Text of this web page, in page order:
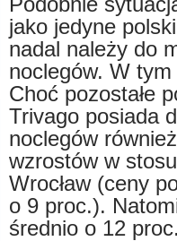
jako jedyne
nadal należy do
noclegów. W
Choć pozostałe
Trivago posiada
noclegów
wzrostów w
Wrocław (ceny
o 9 proc.).
średnio o 12